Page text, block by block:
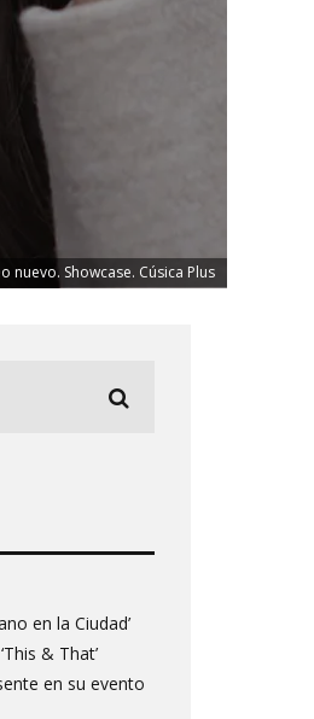
nuevo. Showcase. Cúsica Plus
en la Ciudad’
& That’
en su evento